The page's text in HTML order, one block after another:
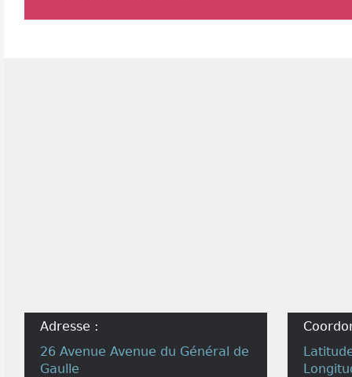
Adresse :
26 Avenue Avenue du Général de
Gaulle